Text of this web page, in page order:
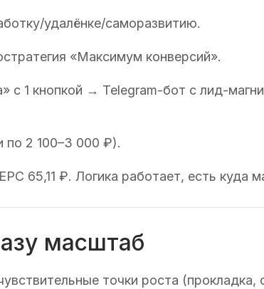
удалёнке/саморазвитию.
«Максимум конверсий».
с 1 кнопкой → Telegram-бот с лид-
по 2 100–3 000 ₽).
65,11 ₽. Логика работает, есть куда
масштаб
точки роста